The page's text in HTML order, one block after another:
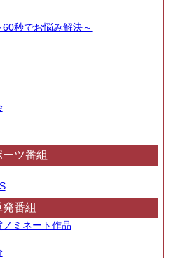
秒でお悩み解決～
ーツ番組
発番組
ミネート作品